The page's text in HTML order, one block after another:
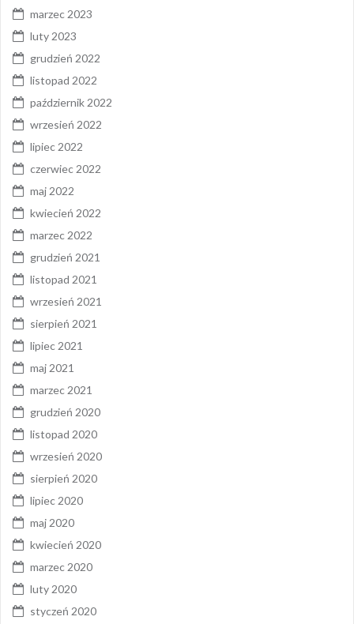
marzec 2023
luty 2023
grudzień 2022
listopad 2022
październik 2022
wrzesień 2022
lipiec 2022
czerwiec 2022
maj 2022
kwiecień 2022
marzec 2022
grudzień 2021
listopad 2021
wrzesień 2021
sierpień 2021
lipiec 2021
maj 2021
marzec 2021
grudzień 2020
listopad 2020
wrzesień 2020
sierpień 2020
lipiec 2020
maj 2020
kwiecień 2020
marzec 2020
luty 2020
styczeń 2020